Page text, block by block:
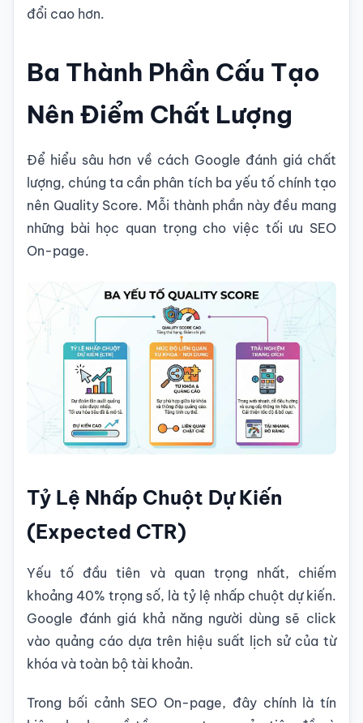
đổi cao hơn.
Ba Thành Phần Cấu Tạo
Nên Điểm Chất Lượng
Để hiểu sâu hơn về cách Google đánh giá chất
lượng, chúng ta cần phân tích ba yếu tố chính tạo
nên Quality Score. Mỗi thành phần này đều mang
những bài học quan trọng cho việc tối ưu SEO
On-page.
Tỷ Lệ Nhấp Chuột Dự Kiến
(Expected CTR)
Yếu tố đầu tiên và quan trọng nhất, chiếm
khoảng 40% trọng số, là tỷ lệ nhấp chuột dự kiến.
Google đánh giá khả năng người dùng sẽ click
vào quảng cáo dựa trên hiệu suất lịch sử của từ
khóa và toàn bộ tài khoản.
Trong bối cảnh SEO On-page, đây chính là tín